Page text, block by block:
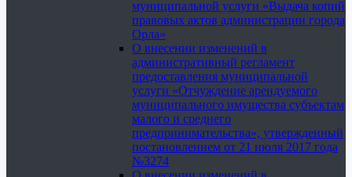
муниципальной услуги «Выдача копий
правовых актов администрации города
Орла»
О внесении изменений в
административный регламент
предоставления муниципальной
услуги «Отчуждение арендуемого
муниципального имущества субъектам
малого и среднего
предпринимательства», утвержденный
постановлением от 21 июля 2017 года
№3274